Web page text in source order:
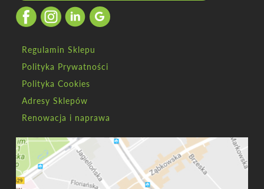
Regulamin Sklepu
Polityka Prywatności
Polityka Cookies
Adresy Sklepów
Renowacja i naprawa